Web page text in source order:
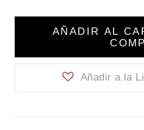
AÑADIR AL
Añadir a la